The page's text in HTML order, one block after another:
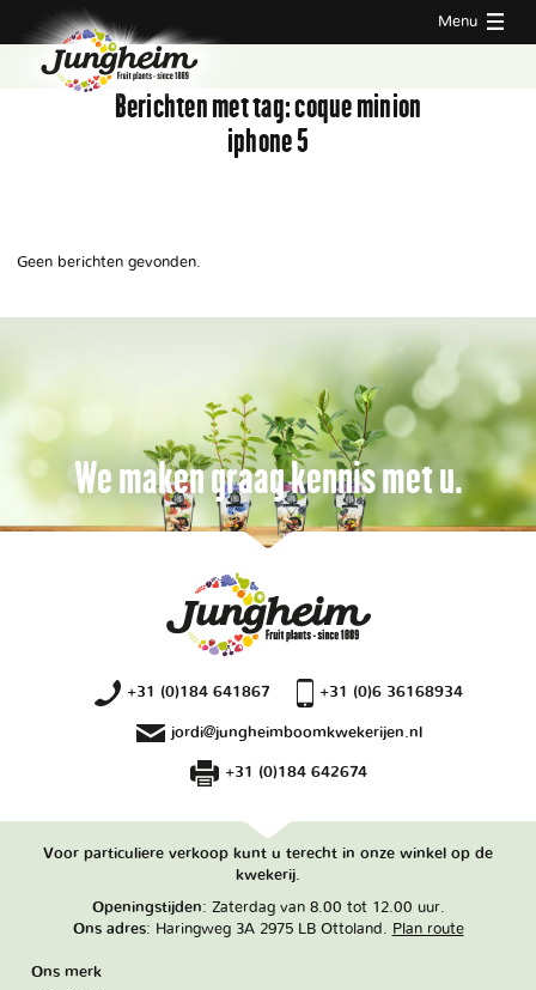
Menu
Berichten met tag:coque minion
iphone 5
Geen berichten gevonden.
We maken graag kennis met u.
+31 (0)184 641867 +31 (0)6 36168934
jordi@jungheimboomkwekerijen.nl
+31 (0)184 642674
Voor particuliere verkoop kunt u terecht in onze winkel op de
kwekerij.
Openingstijden: Zaterdag van 8.00 tot 12.00 uur.
Ons adres: Haringweg 3A 2975 LB Ottoland. Plan route
Ons merk